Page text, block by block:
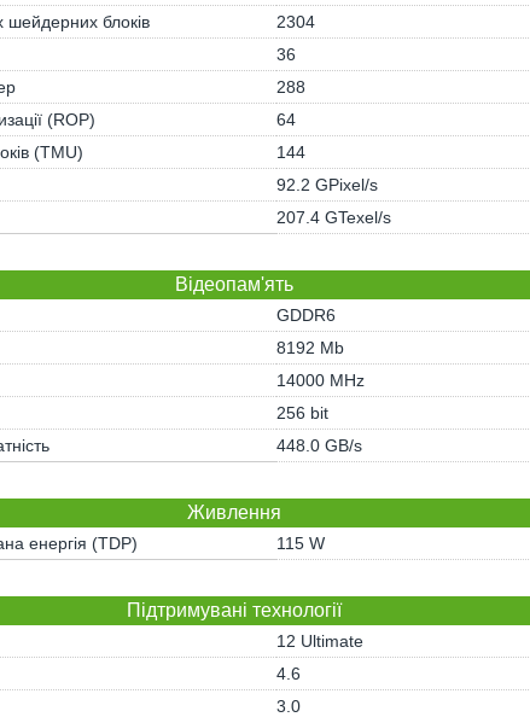
шейдерних блоків
2304
36
288
(ROP)
64
(TMU)
144
92.2 GPixel/s
207.4 GTexel/s
Відеопам'ять
GDDR6
8192 Mb
14000 MHz
256 bit
448.0 GB/s
Живлення
енергія (TDP) 115 W
Підтримувані технології
12 Ultimate
4.6
3.0